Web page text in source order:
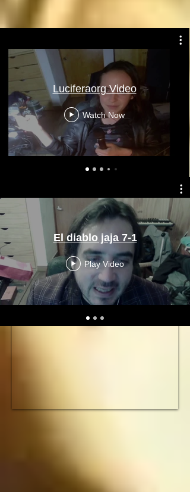
Luciferaorg Video
Watch Now
El diablo jaja 7-1
Play Video